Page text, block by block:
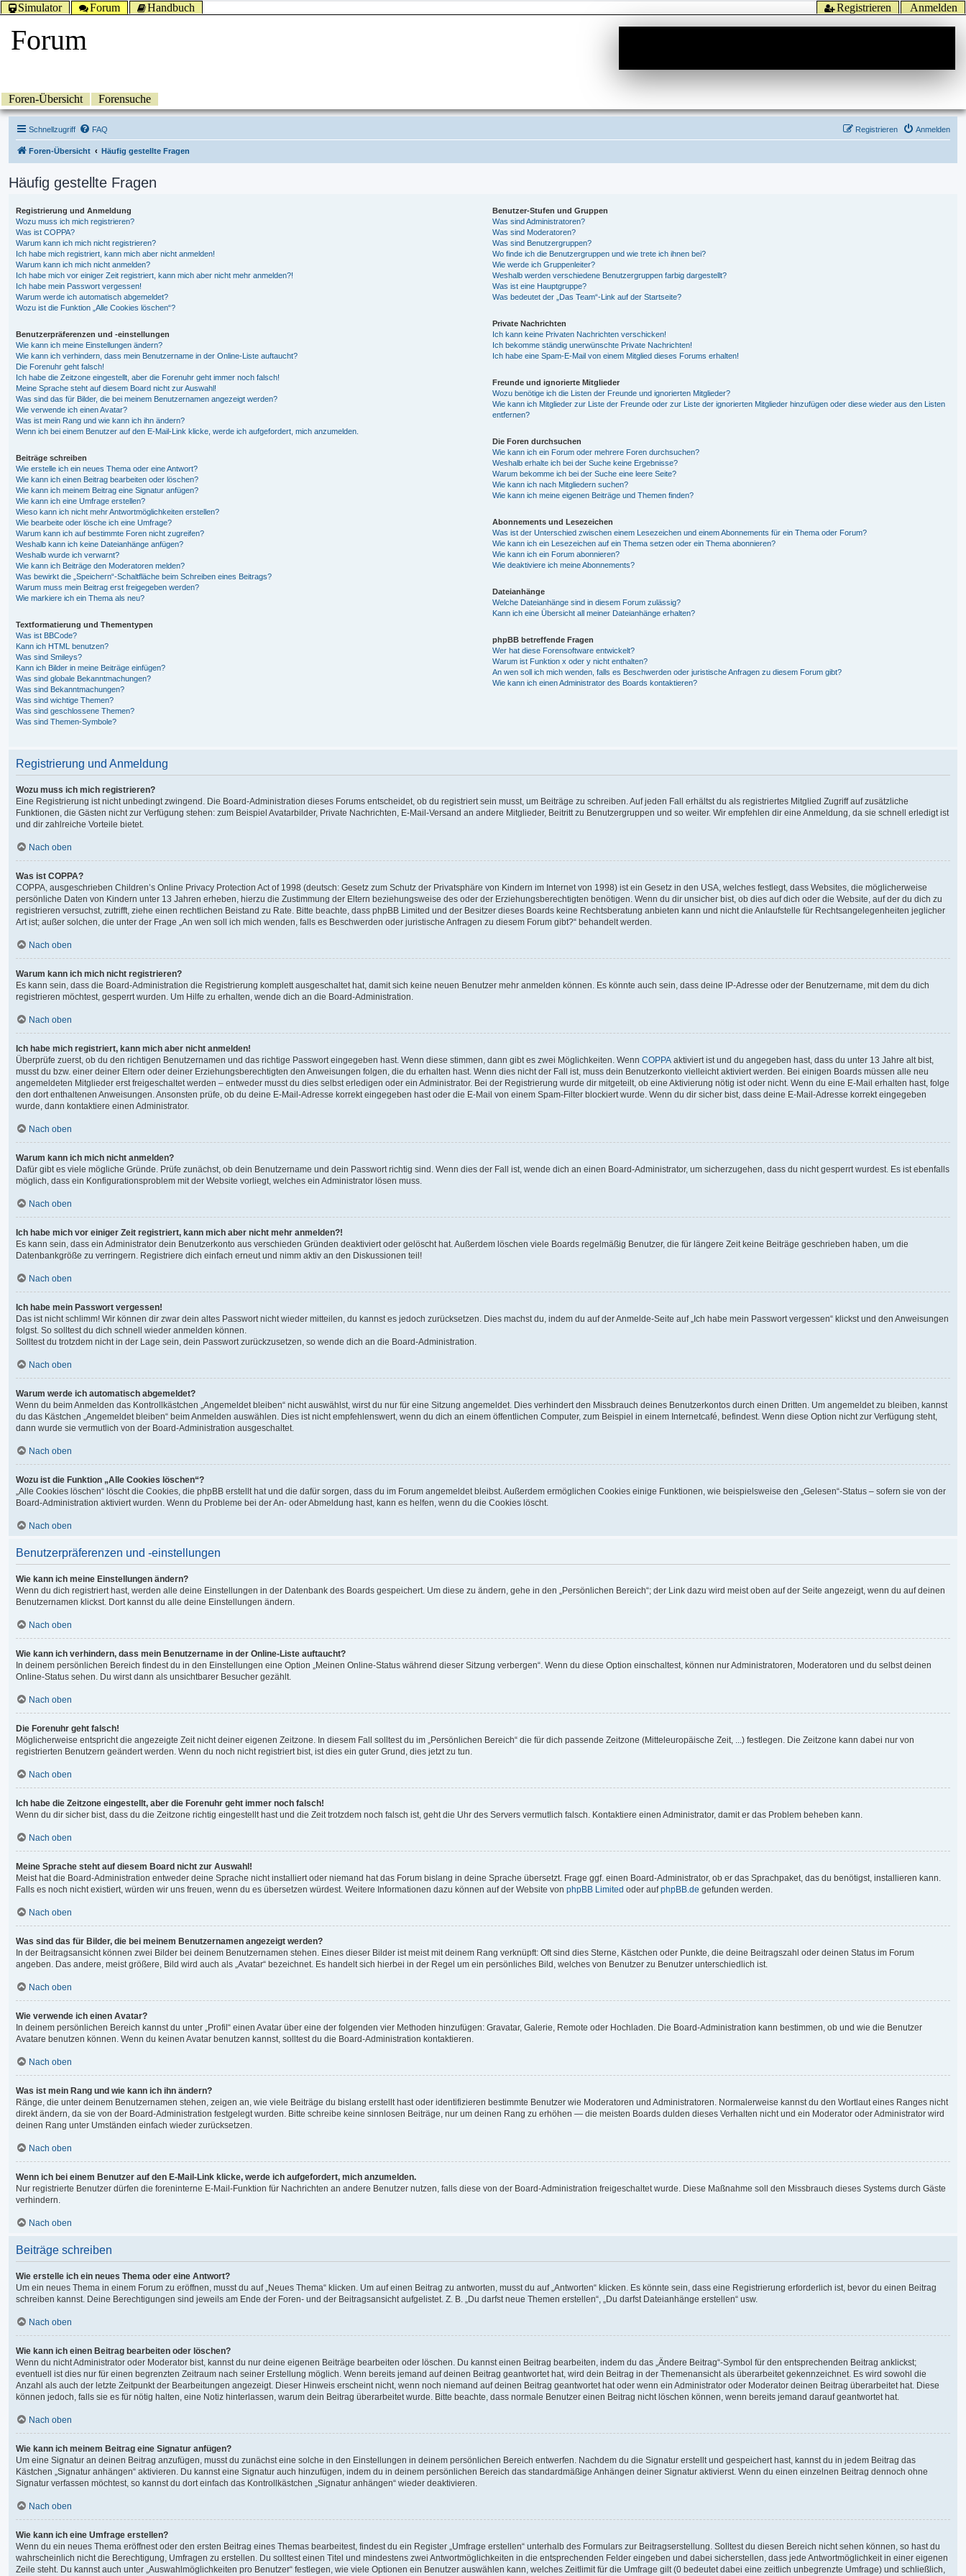
Anmelden
Registrieren
Simulator Forum Handbuch
Forum
Foren-Übersicht Forensuche
Schnellzugriff FAQ Anmelden
Registrieren
Foren-Übersicht Häufig gestellte Fragen
Häufig gestellte Fragen
Registrierung und Anmeldung
Wozu muss ich mich registrieren?
Was ist COPPA?
Warum kann ich mich nicht registrieren?
Ich habe mich registriert, kann mich aber nicht anmelden!
Warum kann ich mich nicht anmelden?
Ich habe mich vor einiger Zeit registriert, kann mich aber nicht mehr anmelden?!
Ich habe mein Passwort vergessen!
Warum werde ich automatisch abgemeldet?
Wozu ist die Funktion „Alle Cookies löschen“?
Benutzerpräferenzen und -einstellungen
Wie kann ich meine Einstellungen ändern?
Wie kann ich verhindern, dass mein Benutzername in der Online-Liste auftaucht?
Die Forenuhr geht falsch!
Ich habe die Zeitzone eingestellt, aber die Forenuhr geht immer noch falsch!
Meine Sprache steht auf diesem Board nicht zur Auswahl!
Was sind das für Bilder, die bei meinem Benutzernamen angezeigt werden?
Wie verwende ich einen Avatar?
Was ist mein Rang und wie kann ich ihn ändern?
Wenn ich bei einem Benutzer auf den E-Mail-Link klicke, werde ich aufgefordert, mich anzumelden.
Beiträge schreiben
Wie erstelle ich ein neues Thema oder eine Antwort?
Wie kann ich einen Beitrag bearbeiten oder löschen?
Wie kann ich meinem Beitrag eine Signatur anfügen?
Wie kann ich eine Umfrage erstellen?
Wieso kann ich nicht mehr Antwortmöglichkeiten erstellen?
Wie bearbeite oder lösche ich eine Umfrage?
Warum kann ich auf bestimmte Foren nicht zugreifen?
Weshalb kann ich keine Dateianhänge anfügen?
Weshalb wurde ich verwarnt?
Wie kann ich Beiträge den Moderatoren melden?
Was bewirkt die „Speichern“-Schaltfläche beim Schreiben eines Beitrags?
Warum muss mein Beitrag erst freigegeben werden?
Wie markiere ich ein Thema als neu?
Textformatierung und Thementypen
Was ist BBCode?
Kann ich HTML benutzen?
Was sind Smileys?
Kann ich Bilder in meine Beiträge einfügen?
Was sind globale Bekanntmachungen?
Was sind Bekanntmachungen?
Was sind wichtige Themen?
Was sind geschlossene Themen?
Was sind Themen-Symbole?
Benutzer-Stufen und Gruppen
Was sind Administratoren?
Was sind Moderatoren?
Was sind Benutzergruppen?
Wo finde ich die Benutzergruppen und wie trete ich ihnen bei?
Wie werde ich Gruppenleiter?
Weshalb werden verschiedene Benutzergruppen farbig dargestellt?
Was ist eine Hauptgruppe?
Was bedeutet der „Das Team“-Link auf der Startseite?
Private Nachrichten
Ich kann keine Privaten Nachrichten verschicken!
Ich bekomme ständig unerwünschte Private Nachrichten!
Ich habe eine Spam-E-Mail von einem Mitglied dieses Forums erhalten!
Freunde und ignorierte Mitglieder
Wozu benötige ich die Listen der Freunde und ignorierten Mitglieder?
Wie kann ich Mitglieder zur Liste der Freunde oder zur Liste der ignorierten Mitglieder hinzufügen oder diese wieder aus den Listen
entfernen?
Die Foren durchsuchen
Wie kann ich ein Forum oder mehrere Foren durchsuchen?
Weshalb erhalte ich bei der Suche keine Ergebnisse?
Warum bekomme ich bei der Suche eine leere Seite?
Wie kann ich nach Mitgliedern suchen?
Wie kann ich meine eigenen Beiträge und Themen finden?
Abonnements und Lesezeichen
Was ist der Unterschied zwischen einem Lesezeichen und einem Abonnements für ein Thema oder Forum?
Wie kann ich ein Lesezeichen auf ein Thema setzen oder ein Thema abonnieren?
Wie kann ich ein Forum abonnieren?
Wie deaktiviere ich meine Abonnements?
Dateianhänge
Welche Dateianhänge sind in diesem Forum zulässig?
Kann ich eine Übersicht all meiner Dateianhänge erhalten?
phpBB betreffende Fragen
Wer hat diese Forensoftware entwickelt?
Warum ist Funktion x oder y nicht enthalten?
An wen soll ich mich wenden, falls es Beschwerden oder juristische Anfragen zu diesem Forum gibt?
Wie kann ich einen Administrator des Boards kontaktieren?
Registrierung und Anmeldung
Wozu muss ich mich registrieren?
Eine Registrierung ist nicht unbedingt zwingend. Die Board-Administration dieses Forums entscheidet, ob du registriert sein musst, um Beiträge zu schreiben. Auf jeden Fall erhältst du als registriertes Mitglied Zugriff auf zusätzliche
Funktionen, die Gästen nicht zur Verfügung stehen: zum Beispiel Avatarbilder, Private Nachrichten, E-Mail-Versand an andere Mitglieder, Beitritt zu Benutzergruppen und so weiter. Wir empfehlen dir eine Anmeldung, da sie schnell erledigt ist
und dir zahlreiche Vorteile bietet.
Nach oben
Was ist COPPA?
COPPA, ausgeschrieben Children’s Online Privacy Protection Act of 1998 (deutsch: Gesetz zum Schutz der Privatsphäre von Kindern im Internet von 1998) ist ein Gesetz in den USA, welches festlegt, dass Websites, die möglicherweise
persönliche Daten von Kindern unter 13 Jahren erheben, hierzu die Zustimmung der Eltern beziehungsweise des oder der Erziehungsberechtigten benötigen. Wenn du dir unsicher bist, ob dies auf dich oder die Website, auf der du dich zu
registrieren versuchst, zutrifft, ziehe einen rechtlichen Beistand zu Rate. Bitte beachte, dass phpBB Limited und der Besitzer dieses Boards keine Rechtsberatung anbieten kann und nicht die Anlaufstelle für Rechtsangelegenheiten jeglicher
Art ist; außer solchen, die unter der Frage „An wen soll ich mich wenden, falls es Beschwerden oder juristische Anfragen zu diesem Forum gibt?“ behandelt werden.
Nach oben
Warum kann ich mich nicht registrieren?
Es kann sein, dass die Board-Administration die Registrierung komplett ausgeschaltet hat, damit sich keine neuen Benutzer mehr anmelden können. Es könnte auch sein, dass deine IP-Adresse oder der Benutzername, mit dem du dich
registrieren möchtest, gesperrt wurden. Um Hilfe zu erhalten, wende dich an die Board-Administration.
Nach oben
Ich habe mich registriert, kann mich aber nicht anmelden!
Überprüfe zuerst, ob du den richtigen Benutzernamen und das richtige Passwort eingegeben hast. Wenn diese stimmen, dann gibt es zwei Möglichkeiten. Wenn COPPA aktiviert ist und du angegeben hast, dass du unter 13 Jahre alt bist,
musst du bzw. einer deiner Eltern oder deiner Erziehungsberechtigten den Anweisungen folgen, die du erhalten hast. Wenn dies nicht der Fall ist, muss dein Benutzerkonto vielleicht aktiviert werden. Bei einigen Boards müssen alle neu
angemeldeten Mitglieder erst freigeschaltet werden – entweder musst du dies selbst erledigen oder ein Administrator. Bei der Registrierung wurde dir mitgeteilt, ob eine Aktivierung nötig ist oder nicht. Wenn du eine E-Mail erhalten hast, folge
den dort enthaltenen Anweisungen. Ansonsten prüfe, ob du deine E-Mail-Adresse korrekt eingegeben hast oder die E-Mail von einem Spam-Filter blockiert wurde. Wenn du dir sicher bist, dass deine E-Mail-Adresse korrekt eingegeben
wurde, dann kontaktiere einen Administrator.
Nach oben
Warum kann ich mich nicht anmelden?
Dafür gibt es viele mögliche Gründe. Prüfe zunächst, ob dein Benutzername und dein Passwort richtig sind. Wenn dies der Fall ist, wende dich an einen Board-Administrator, um sicherzugehen, dass du nicht gesperrt wurdest. Es ist ebenfalls
möglich, dass ein Konfigurationsproblem mit der Website vorliegt, welches ein Administrator lösen muss.
Nach oben
Ich habe mich vor einiger Zeit registriert, kann mich aber nicht mehr anmelden?!
Es kann sein, dass ein Administrator dein Benutzerkonto aus verschieden Gründen deaktiviert oder gelöscht hat. Außerdem löschen viele Boards regelmäßig Benutzer, die für längere Zeit keine Beiträge geschrieben haben, um die
Datenbankgröße zu verringern. Registriere dich einfach erneut und nimm aktiv an den Diskussionen teil!
Nach oben
Ich habe mein Passwort vergessen!
Das ist nicht schlimm! Wir können dir zwar dein altes Passwort nicht wieder mitteilen, du kannst es jedoch zurücksetzen. Dies machst du, indem du auf der Anmelde-Seite auf „Ich habe mein Passwort vergessen“ klickst und den Anweisungen
folgst. So solltest du dich schnell wieder anmelden können.
Solltest du trotzdem nicht in der Lage sein, dein Passwort zurückzusetzen, so wende dich an die Board-Administration.
Nach oben
Warum werde ich automatisch abgemeldet?
Wenn du beim Anmelden das Kontrollkästchen „Angemeldet bleiben“ nicht auswählst, wirst du nur für eine Sitzung angemeldet. Dies verhindert den Missbrauch deines Benutzerkontos durch einen Dritten. Um angemeldet zu bleiben, kannst
du das Kästchen „Angemeldet bleiben“ beim Anmelden auswählen. Dies ist nicht empfehlenswert, wenn du dich an einem öffentlichen Computer, zum Beispiel in einem Internetcafé, befindest. Wenn diese Option nicht zur Verfügung steht,
dann wurde sie vermutlich von der Board-Administration ausgeschaltet.
Nach oben
Wozu ist die Funktion „Alle Cookies löschen“?
„Alle Cookies löschen“ löscht die Cookies, die phpBB erstellt hat und die dafür sorgen, dass du im Forum angemeldet bleibst. Außerdem ermöglichen Cookies einige Funktionen, wie beispielsweise den „Gelesen“-Status – sofern sie von der
Board-Administration aktiviert wurden. Wenn du Probleme bei der An- oder Abmeldung hast, kann es helfen, wenn du die Cookies löscht.
Nach oben
Benutzerpräferenzen und -einstellungen
Wie kann ich meine Einstellungen ändern?
Wenn du dich registriert hast, werden alle deine Einstellungen in der Datenbank des Boards gespeichert. Um diese zu ändern, gehe in den „Persönlichen Bereich“; der Link dazu wird meist oben auf der Seite angezeigt, wenn du auf deinen
Benutzernamen klickst. Dort kannst du alle deine Einstellungen ändern.
Nach oben
Wie kann ich verhindern, dass mein Benutzername in der Online-Liste auftaucht?
In deinem persönlichen Bereich findest du in den Einstellungen eine Option „Meinen Online-Status während dieser Sitzung verbergen“. Wenn du diese Option einschaltest, können nur Administratoren, Moderatoren und du selbst deinen
Online-Status sehen. Du wirst dann als unsichtbarer Besucher gezählt.
Nach oben
Die Forenuhr geht falsch!
Möglicherweise entspricht die angezeigte Zeit nicht deiner eigenen Zeitzone. In diesem Fall solltest du im „Persönlichen Bereich“ die für dich passende Zeitzone (Mitteleuropäische Zeit, ...) festlegen. Die Zeitzone kann dabei nur von
registrierten Benutzern geändert werden. Wenn du noch nicht registriert bist, ist dies ein guter Grund, dies jetzt zu tun.
Nach oben
Ich habe die Zeitzone eingestellt, aber die Forenuhr geht immer noch falsch!
Wenn du dir sicher bist, dass du die Zeitzone richtig eingestellt hast und die Zeit trotzdem noch falsch ist, geht die Uhr des Servers vermutlich falsch. Kontaktiere einen Administrator, damit er das Problem beheben kann.
Nach oben
Meine Sprache steht auf diesem Board nicht zur Auswahl!
Meist hat die Board-Administration entweder deine Sprache nicht installiert oder niemand hat das Forum bislang in deine Sprache übersetzt. Frage ggf. einen Board-Administrator, ob er das Sprachpaket, das du benötigst, installieren kann.
Falls es noch nicht existiert, würden wir uns freuen, wenn du es übersetzen würdest. Weitere Informationen dazu können auf der Website von phpBB Limited oder aufphpBB.de gefunden werden.
Nach oben
Was sind das für Bilder, die bei meinem Benutzernamen angezeigt werden?
In der Beitragsansicht können zwei Bilder bei deinem Benutzernamen stehen. Eines dieser Bilder ist meist mit deinem Rang verknüpft: Oft sind dies Sterne, Kästchen oder Punkte, die deine Beitragszahl oder deinen Status im Forum
angeben. Das andere, meist größere, Bild wird auch als „Avatar“ bezeichnet. Es handelt sich hierbei in der Regel um ein persönliches Bild, welches von Benutzer zu Benutzer unterschiedlich ist.
Nach oben
Wie verwende ich einen Avatar?
In deinem persönlichen Bereich kannst du unter „Profil“ einen Avatar über eine der folgenden vier Methoden hinzufügen: Gravatar, Galerie, Remote oder Hochladen. Die Board-Administration kann bestimmen, ob und wie die Benutzer
Avatare benutzen können. Wenn du keinen Avatar benutzen kannst, solltest du die Board-Administration kontaktieren.
Nach oben
Was ist mein Rang und wie kann ich ihn ändern?
Ränge, die unter deinem Benutzernamen stehen, zeigen an, wie viele Beiträge du bislang erstellt hast oder identifizieren bestimmte Benutzer wie Moderatoren und Administratoren. Normalerweise kannst du den Wortlaut eines Ranges nicht
direkt ändern, da sie von der Board-Administration festgelegt wurden. Bitte schreibe keine sinnlosen Beiträge, nur um deinen Rang zu erhöhen — die meisten Boards dulden dieses Verhalten nicht und ein Moderator oder Administrator wird
deinen Rang unter Umständen einfach wieder zurücksetzen.
Nach oben
Wenn ich bei einem Benutzer auf den E-Mail-Link klicke, werde ich aufgefordert, mich anzumelden.
Nur registrierte Benutzer dürfen die foreninterne E-Mail-Funktion für Nachrichten an andere Benutzer nutzen, falls diese von der Board-Administration freigeschaltet wurde. Diese Maßnahme soll den Missbrauch dieses Systems durch Gäste
verhindern.
Nach oben
Beiträge schreiben
Wie erstelle ich ein neues Thema oder eine Antwort?
Um ein neues Thema in einem Forum zu eröffnen, musst du auf „Neues Thema“ klicken. Um auf einen Beitrag zu antworten, musst du auf „Antworten“ klicken. Es könnte sein, dass eine Registrierung erforderlich ist, bevor du einen Beitrag
schreiben kannst. Deine Berechtigungen sind jeweils am Ende der Foren- und der Beitragsansicht aufgelistet. Z. B. „Du darfst neue Themen erstellen“, „Du darfst Dateianhänge erstellen“ usw.
Nach oben
Wie kann ich einen Beitrag bearbeiten oder löschen?
Wenn du nicht Administrator oder Moderator bist, kannst du nur deine eigenen Beiträge bearbeiten oder löschen. Du kannst einen Beitrag bearbeiten, indem du das „Ändere Beitrag“-Symbol für den entsprechenden Beitrag anklickst;
eventuell ist dies nur für einen begrenzten Zeitraum nach seiner Erstellung möglich. Wenn bereits jemand auf deinen Beitrag geantwortet hat, wird dein Beitrag in der Themenansicht als überarbeitet gekennzeichnet. Es wird sowohl die
Anzahl als auch der letzte Zeitpunkt der Bearbeitungen angezeigt. Dieser Hinweis erscheint nicht, wenn noch niemand auf deinen Beitrag geantwortet hat oder wenn ein Administrator oder Moderator deinen Beitrag überarbeitet hat. Diese
können jedoch, falls sie es für nötig halten, eine Notiz hinterlassen, warum dein Beitrag überarbeitet wurde. Bitte beachte, dass normale Benutzer einen Beitrag nicht löschen können, wenn bereits jemand darauf geantwortet hat.
Nach oben
Wie kann ich meinem Beitrag eine Signatur anfügen?
Um eine Signatur an deinen Beitrag anzufügen, musst du zunächst eine solche in den Einstellungen in deinem persönlichen Bereich entwerfen. Nachdem du die Signatur erstellt und gespeichert hast, kannst du in jedem Beitrag das
Kästchen „Signatur anhängen“ aktivieren. Du kannst eine Signatur auch hinzufügen, indem du in deinem persönlichen Bereich das standardmäßige Anhängen deiner Signatur aktivierst. Wenn du einen einzelnen Beitrag dennoch ohne
Signatur verfassen möchtest, so kannst du dort einfach das Kontrollkästchen „Signatur anhängen“ wieder deaktivieren.
Nach oben
Wie kann ich eine Umfrage erstellen?
Wenn du ein neues Thema eröffnest oder den ersten Beitrag eines Themas bearbeitest, findest du ein Register „Umfrage erstellen“ unterhalb des Formulars zur Beitragserstellung. Solltest du diesen Bereich nicht sehen können, so hast du
wahrscheinlich nicht die Berechtigung, Umfragen zu erstellen. Du solltest einen Titel und mindestens zwei Antwortmöglichkeiten in die entsprechenden Felder eingeben und dabei sicherstellen, dass jede Antwortmöglichkeit in einer eigenen
Zeile steht. Du kannst auch unter „Auswahlmöglichkeiten pro Benutzer“ festlegen, wie viele Optionen ein Benutzer auswählen kann, welches Zeitlimit für die Umfrage gilt (0 bedeutet dabei eine zeitlich unbegrenzte Umfrage) und schließlich,